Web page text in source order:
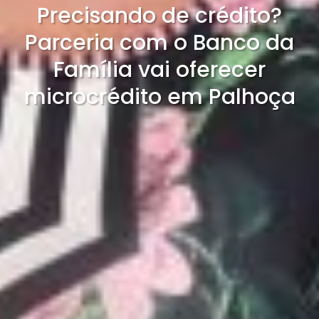
Precisando de crédito?
Parceria com o Banco da
Família vai oferecer
microcrédito em Palhoça